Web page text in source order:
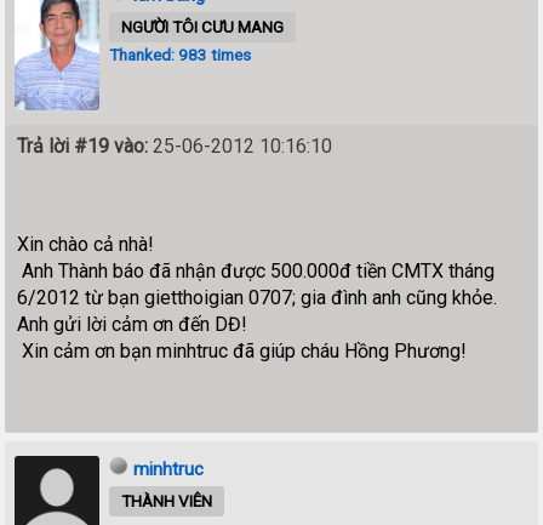
NGƯỜI TÔI CƯU MANG
Thanked: 983 times
Trả lời #19 vào: 25-06-2012 10:16:10
Xin chào cả nhà!
Anh Thành báo đã nhận được 500.000đ tiền CMTX tháng
6/2012 từ bạn gietthoigian 0707; gia đình anh cũng khỏe.
Anh gửi lời cảm ơn đến DĐ!
Xin cảm ơn bạn minhtruc đã giúp cháu Hồng Phương!
minhtruc
THÀNH VIÊN